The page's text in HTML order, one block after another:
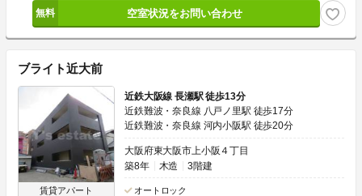
空室状況をお問い合わせ
ブライト近大前
賃貸アパート
近鉄大阪線 長瀬駅 徒歩13分
近鉄難波・奈良線 八戸ノ里駅 徒歩17分
近鉄難波・奈良線 河内小阪駅 徒歩20分
大阪府東大阪市上小阪４丁目
築8年
木造 3階建
オートロック